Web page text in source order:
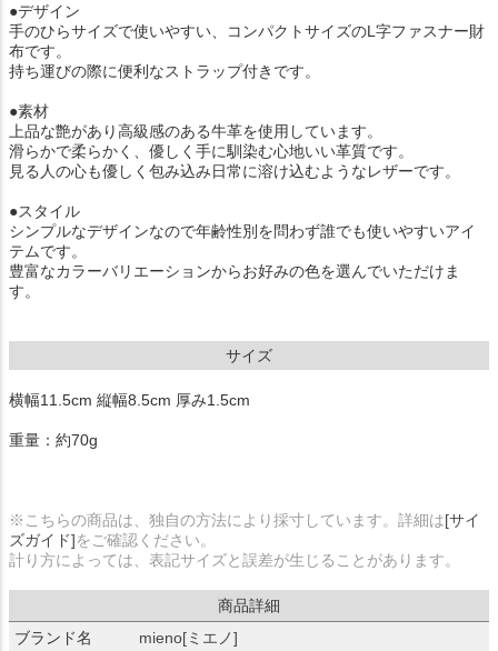
●デザイン
手のひらサイズで使いやすい、コンパクトサイズのL字ファスナー財
布です。
持ち運びの際に便利なストラップ付きです。
●素材
上品な艶があり高級感のある牛革を使用しています。
滑らかで柔らかく、優しく手に馴染む心地いい革質です。
見る人の心も優しく包み込み日常に溶け込むようなレザーです。
●スタイル
シンプルなデザインなので年齢性別を問わず誰でも使いやすいアイ
テムです。
豊富なカラーバリエーションからお好みの色を選んでいただけま
す。
サイズ
横幅11.5cm 縦幅8.5cm 厚み1.5cm
重量：約70g
※こちらの商品は、独自の方法により採寸しています。詳細は[サイ
ズガイド]をご確認ください。
計り方によっては、表記サイズと誤差が生じることがあります。
商品詳細
ブランド名
mieno[ミエノ]